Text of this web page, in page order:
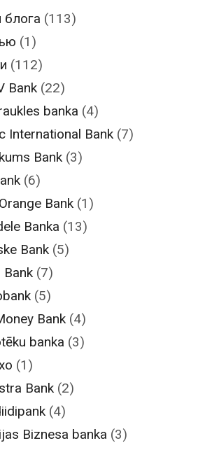
блога (113)
(1)
(112)
Bank (22)
banka (4)
International Bank (7)
Bank (3)
(6)
Bank (1)
Banka (13)
Bank (5)
Bank (7)
(5)
Bank (4)
banka (3)
(1)
Bank (2)
(4)
Biznesa banka (3)